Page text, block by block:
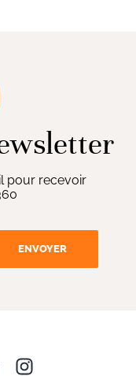
pour recevoir
ENVOYER